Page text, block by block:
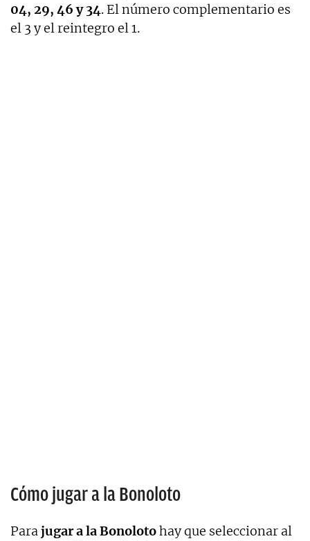
04, 29, 46 y 34. El número complementario es
el 3 y el reintegro el 1.
Cómo jugar a la Bonoloto
Parajugar a la Bonolotohay que seleccionar al